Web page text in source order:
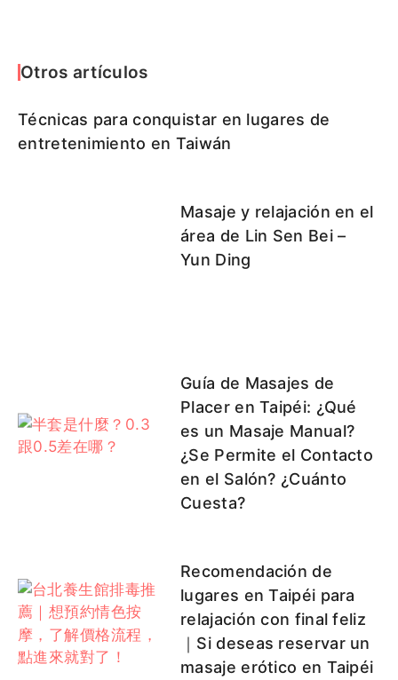
Otros artículos
Técnicas para conquistar en lugares de
entretenimiento en Taiwán
Masaje y relajación en el
área de Lin Sen Bei –
Yun Ding
Guía de Masajes de
Placer en Taipéi: ¿Qué
es un Masaje Manual?
¿Se Permite el Contacto
en el Salón? ¿Cuánto
Cuesta?
Recomendación de
lugares en Taipéi para
relajación con final feliz
｜Si deseas reservar un
masaje erótico en Taipéi